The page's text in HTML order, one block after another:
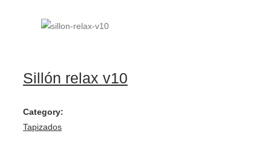
Sillón relax v10
Category:
Tapizados